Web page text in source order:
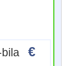
bila €